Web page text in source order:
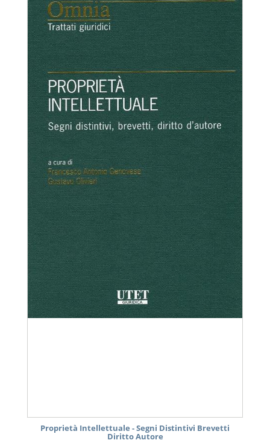
Proprietà Intellettuale - Segni Distintivi Brevetti
Diritto Autore